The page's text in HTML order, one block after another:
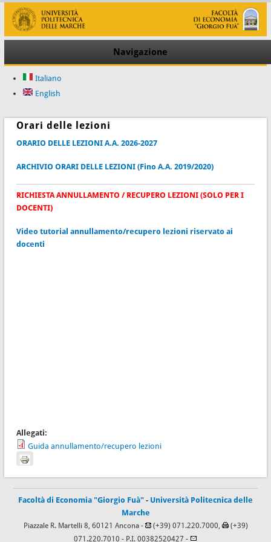
Navigazione
Italiano
English
Orari delle lezioni
ORARIO DELLE LEZIONI A.A. 2026-2027
ARCHIVIO ORARI DELLE LEZIONI (Fino A.A. 2019/2020)
RICHIESTA ANNULLAMENTO / RECUPERO LEZIONI (SOLO PER I
DOCENTI)
Video tutorial annullamento/recupero lezioni riservato ai
docenti
Allegati:
Guida annullamento/recupero lezioni
Facoltà di Economia "Giorgio Fuà" - Università Politecnica delle
Marche
Piazzale R. Martelli 8, 60121 Ancona - (+39) 071.220.7000,
(+39)
071.220.7010 - P.I. 00382520427 -